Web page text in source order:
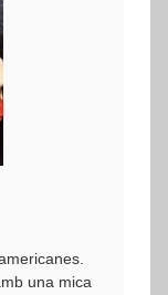
una mica